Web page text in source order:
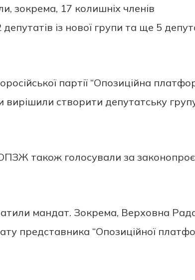
зокрема, 17 колишніх членів
із нової групи та ще 5
партії “Опозиційна
вирішили створити депутатську
також голосували за
мандат. Зокрема, Верховна
представника “Опозиційної